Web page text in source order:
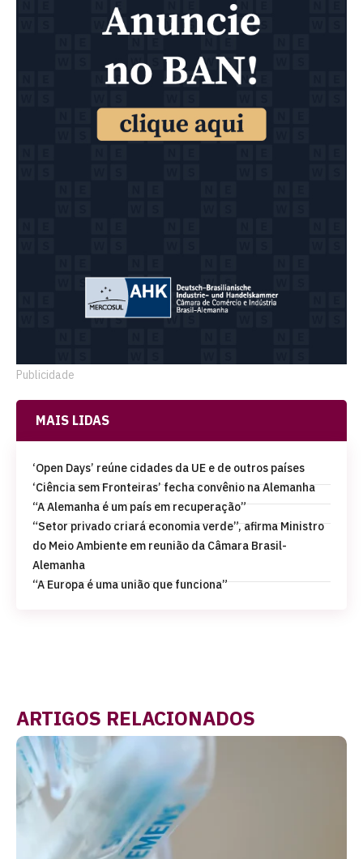
Publicidade
MAIS LIDAS
‘Open Days’ reúne cidades da UE e de outros países
‘Ciência sem Fronteiras’ fecha convênio na Alemanha
“A Alemanha é um país em recuperação”
“Setor privado criará economia verde”, afirma Ministro
do Meio Ambiente em reunião da Câmara Brasil-
Alemanha
“A Europa é uma união que funciona”
ARTIGOS RELACIONADOS